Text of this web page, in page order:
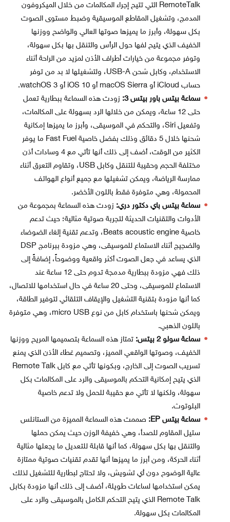
RemoteTalk التي تتيح إجراء المكالمات من خلال الميكروفون
المدمج، وتشغيل المقاطع الموسيقية وضبط مستوى الصوت
بكل سهولة، وأبرز ما يميزها صوتها العالي والواضح ووزنها
الخفيف الذي يتيح لفها حول الرأس والتنقل بها بكل سهولة،
وتوفر مجموعة من خيارات أطراف الأذن لمزيد من الراحة أثناء
الاستخدام، وكابل شحن USB-A، ولتشغيلها لا بد من توفر
حساب iCloud أو macOS Sierra أو iOS 10 أو watchOS 3.
سماعة بيتس باور بيتس 3:
زودت هذه السماعة ببطارية تعمل
حتى 12 ساعة، ويمكن من خلالها الرد بسهولة على المكالمات،
وتفعيل Siri، والتحكم في الموسيقى، وأبرز ما يميزها إمكانية
شحنها خلال 5 دقائق وذلك بفضل خاصية Fast Fuel ما يوفر
الكثير من الوقت، أضف إلى ذلك أنها تأتي مع 4 وسادات أذن
مختلفة الحجم وحقيبة للتنقل وكابل USB، وتقاوم التعرق أثناء
ممارسة الرياضة، ويمكن تشغيلها مع جميع أنواع الهواتف
المحمولة، وهي متوفرة فقط باللون الأخضر.
سماعة بيتس باي دكتور دري: زودت هذه السماعة بمجموعة من
الأدوات والتقنيات الحديثة لتجربة صوتية مثالية؛ حيث تدعم
خاصية Beats acoustic engine، وتدعم تقنية إلغاء الضوضاء
والضجيج أثناء الاستماع للموسيقى، وهي مزودة ببرنامج DSP
الذي يساعد في جعل الصوت أكثر واقعية ووضوحاً، إضافةً إلى
ذلك فهي مزودة ببطارية مدمجة تدوم حتى 12 ساعة عند
الاستماع للموسيقى، وحتى 20 ساعة في حال استخدامها للاتصال،
كما أنها مزودة بتقنية التشغيل والإيقاف التلقائي لتوفير الطاقة،
ويمكن شحنها باستخدام كابل من نوع micro USB، وهي متوفرة
باللون الذهبي.
سماعة سولو 2 بيتس:
تمتاز هذه السماعة بتصميمها المريح ووزنها
الخفيف، وصوتها الواقعي المميز، وتصميم غطاء الأذن الذي يمنع
تسريب الصوت إلى الخارج، وبكونها تأتي مع كابل Remote Talk
الذي يتيح إمكانية التحكم بالموسيقى والرد على المكالمات بكل
سهولة، ولكنها لا تأتي مع حقيبة للحمل ولا تدعم خاصية
البلوتوث.
سماعة بيتس EP:
صممت هذه السماعة المميزة من الستانلس
ستيل المقاوم للصدأ، وهي خفيفة الوزن حيث يمكن حملها
والتنقل بها بكل سهولة، كما أنها قابلة للتعديل ما يجعلها مثالية
أثناء الحركة، ومن أبرز ما يميزها أنها تقدم تقنيات صوتية ممتازة
عالية الوضوح دون أي تشويش، ولا تحتاج لبطارية للتشغيل لذلك
يمكن استخدامها لساعات طويلة، أضف إلى ذلك أنها مزودة بكابل
Remote Talk الذي يتيح التحكم الكامل بالموسيقى والرد على
المكالمات بكل سهولة.